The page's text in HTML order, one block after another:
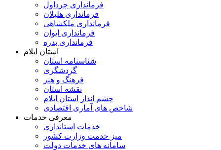
فرمانداری چرداول
فرمانداری هلیلان
فرمانداری ملکشاهی
فرمانداری ایوان
فرمانداری بدره
استان ایلام
شناسنامه استان
گردشگری
فرهنگ و هنر
نقشه استان
چشم انداز استان ایلام
شاخص های آماری اقتصادی
معرفی خدمات
خدمات استانداری
میز خدمت وزارت کشور
سامانه های خدمات دولت